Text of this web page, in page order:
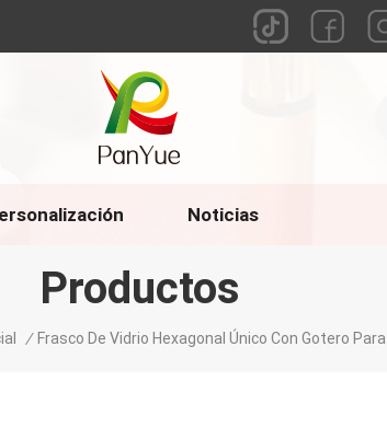
Noticias
Productos
/ Frasco De Vidrio Hexagonal Único Con Gotero